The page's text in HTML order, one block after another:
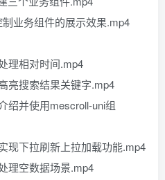
业务组件的展示效果.mp4
理相对时间.mp4
亮搜索结果关键字.mp4
绍并使用mescroll-uni组
现下拉刷新上拉加载功能.mp4
理空数据场景.mp4